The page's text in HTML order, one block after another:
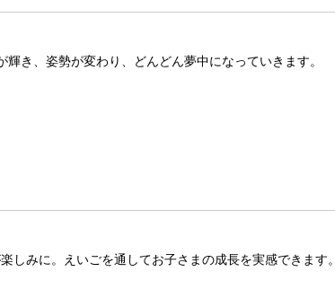
き、姿勢が変わり、どんどん夢中になっていきます。
しみに。えいごを通してお子さまの成長を実感できます。